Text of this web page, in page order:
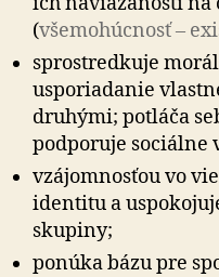
(všemohúcnosť –
sprostredkuje
usporiadanie
druhými; potláča
podporuje sociálne
vzájomnosťou vo
identitu a
skupiny;
ponúka bázu pre